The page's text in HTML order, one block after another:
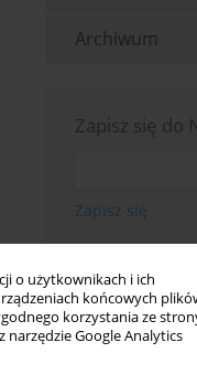
o użytkownikach i ich
końcowych
korzystania ze
narzędzie Google Analytics
Archiwum
Zapisz się do
Najczęściej
Miesiąc
Rok
Methodology